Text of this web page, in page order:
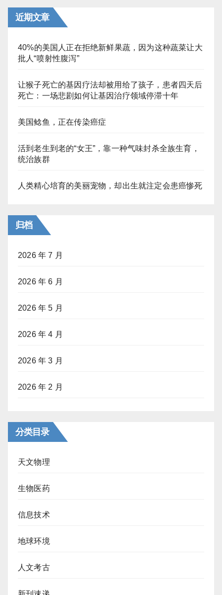
近期文章
40%的美国人正在拒绝新鲜果蔬，因为这种蔬菜让大
批人“喷射性腹泻”
让猴子死亡的基因疗法却被用给了孩子，患者四天后
死亡：一场悲剧如何让基因治疗领域停滞十年
美国鲶鱼，正在传染癌症
活到老生到老的“女王”，靠一种气味封杀全族生育，
统治族群
人类精心培育的美丽宠物，却出生就注定会患癌惨死
归档
2026 年 7 月
2026 年 6 月
2026 年 5 月
2026 年 4 月
2026 年 3 月
2026 年 2 月
分类目录
天文物理
生物医药
信息技术
地球环境
人文考古